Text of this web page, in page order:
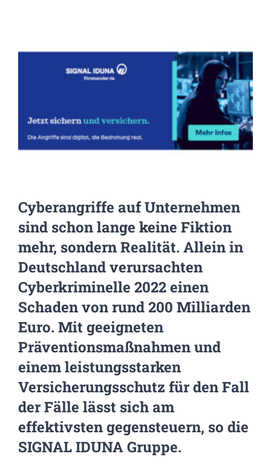
grösseres
Cyberangriffe auf Unternehmen
sind schon lange keine Fiktion
mehr, sondern Realität. Allein in
Deutschland verursachten
Cyberkriminelle 2022 einen
Schaden von rund 200 Milliarden
Euro. Mit geeigneten
Präventionsmaßnahmen und
einem leistungsstarken
Versicherungsschutz für den Fall
der Fälle lässt sich am
effektivsten gegensteuern, so die
SIGNAL IDUNA Gruppe.